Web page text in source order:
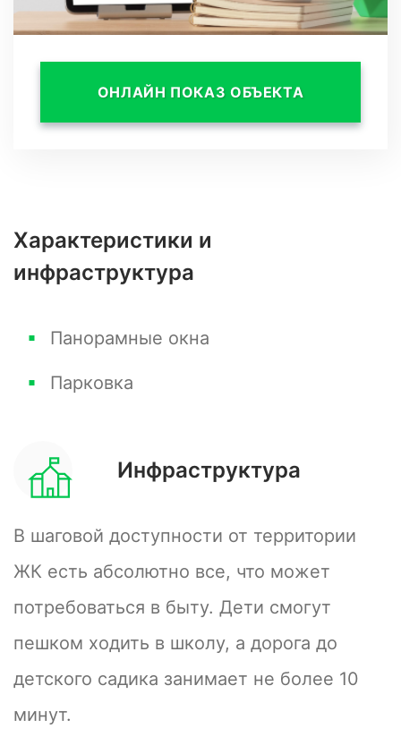
ОНЛАЙН ПОКАЗ ОБЪЕКТА
Характеристики и
инфраструктура
Панорамные окна
Парковка
Инфраструктура
В шаговой доступности от территории
ЖК есть абсолютно все, что может
потребоваться в быту. Дети смогут
пешком ходить в школу, а дорога до
детского садика занимает не более 10
минут.